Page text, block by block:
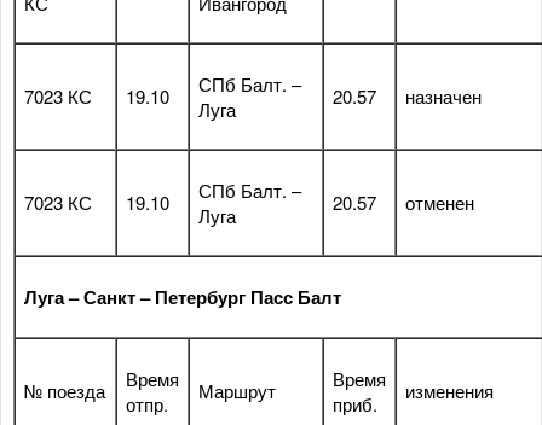
7023 КС 19.10
СПб Балт. –
Луга
20.57 назначен
7023 КС 19.10
СПб Балт. –
Луга
20.57 отменен
Луга – Санкт – Петербург Пасс Балт
№ поезда
Время
отпр.
Маршрут
Время
приб.
изменения